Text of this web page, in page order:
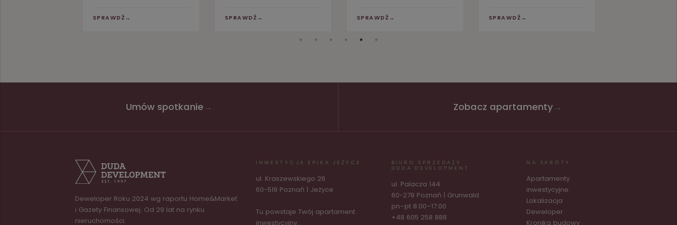
SPRAWDŹ → SPRAWDŹ → SPRAWDŹ → SPRAWDŹ →
Umów spotkanie → Zobacz apartamenty→
Deweloper Roku 2024 wg raportu Home&Market
i Gazety Finansowej. Od 29 lat na rynku
nieruchomości.
INWESTYCJA EPIKA JEŻYCE
ul. Kraszewskiego 26
60-519 Poznań | Jeżyce
Tu powstaje Twój apartament
inwestycyjny.
BIURO SPRZEDAŻY
DUDA DEVELOPMENT
ul. Palacza 144
60-278 Poznań | Grunwald
pn–pt 8:00–17:00
+48 605 258 888
NA SKRÓTY
Apartamenty
inwestycyjne
Lokalizacja
Deweloper
Kronika budowy